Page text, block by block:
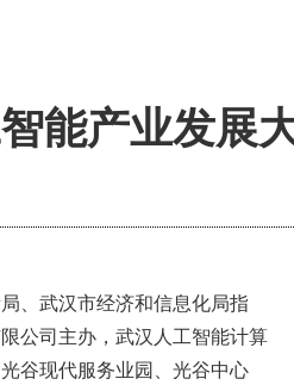
能产业发展
、武汉市经济和信息化局指
公司主办，武汉人工智能计算
谷现代服务业园、光谷中心